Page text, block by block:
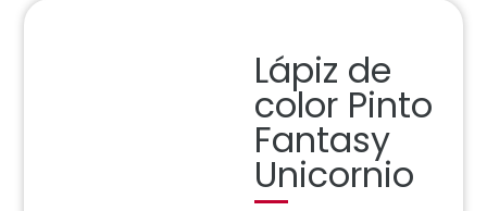
Lápiz de
color Pinto
Fantasy
Unicornio